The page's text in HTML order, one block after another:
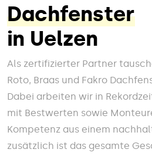
Dachfenster
in Uelzen
Als zertifizierter Partner
Roto, Braas und Fakro
Dabei arbeiten wir in
mit Bestwerten sowie
Kompetenz aus einem
zusätzlich ist das gesamte